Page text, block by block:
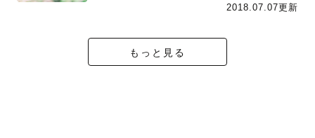
2018.07.07更新
もっと見る